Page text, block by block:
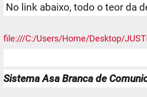
No link abaixo, todo o teor da
file:///C:/Users/Home/Desktop/
Sistema Asa Branca de